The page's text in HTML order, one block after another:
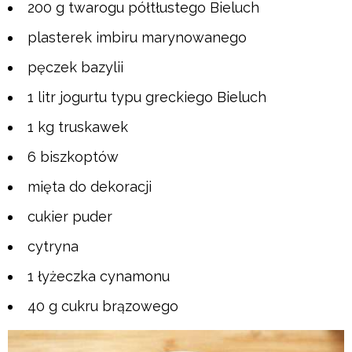
200 g twarogu półtłustego Bieluch
plasterek imbiru marynowanego
pęczek bazylii
1 litr jogurtu typu greckiego Bieluch
1 kg truskawek
6 biszkoptów
mięta do dekoracji
cukier puder
cytryna
1 łyżeczka cynamonu
40 g cukru brązowego